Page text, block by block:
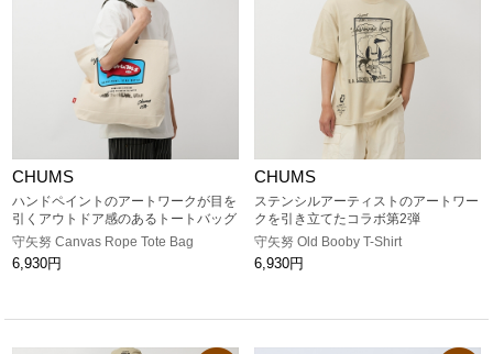
CHUMS
ハンドペイントのアートワークが目を
引くアウトドア感のあるトートバッグ
守矢努 Canvas Rope Tote Bag
6,930円
CHUMS
ステンシルアーティストのアートワー
クを引き立てたコラボ第2弾
守矢努 Old Booby T-Shirt
6,930円